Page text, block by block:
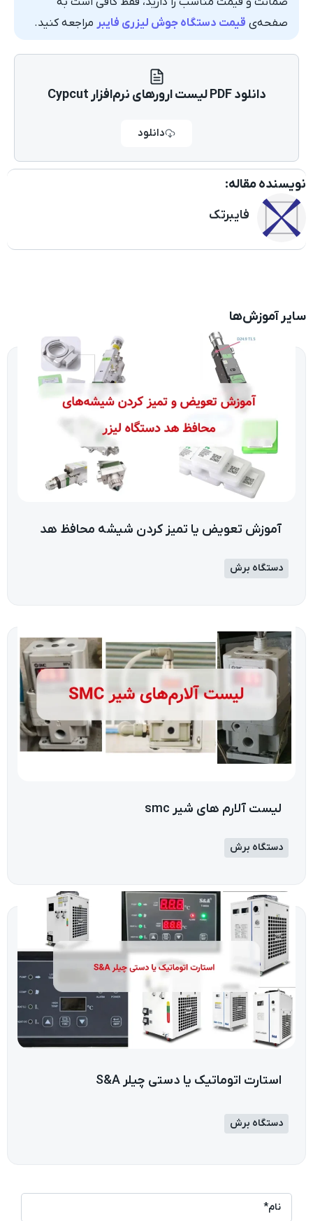
صفحه‌ی قیمت دستگاه جوش لیزری فایبر مراجعه کنید.
دانلود PDF لیست ارورهای نرم‌افزار Cypcut
دانلود
نویسنده مقاله:
فایبرتک
سایر آموزش‌ها
آموزش تعویض یا تمیز کردن شیشه محافظ هد
دستگاه برش
لیست آلارم های شیر smc
دستگاه برش
استارت اتوماتیک یا دستی چیلر S&A
دستگاه برش